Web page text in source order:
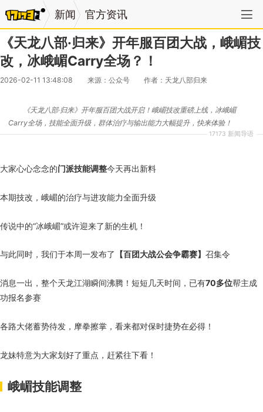
新闻 官方资讯
《天龙八部·归来》开年服百团大战，峨嵋技
改，冰峨嵋Carry全场？！
2026-02-11 13:48:08 来源：公众号 作者：天龙八部归来
17173 新闻导语
《天龙八部·归来》开年服百团大战开启！峨嵋技改重磅上线，冰峨嵋
Carry全场，技能全面升级，群体治疗与输出能力大幅提升，快来体验！
大家心心念念的门派技能调整今天再出新料
本期技改，峨嵋的治疗与进攻能力全面升级
传说中的“冰峨嵋”或许迎来了新的生机！
与此同时，我们于本周一发布了 【百团大战公会争霸赛】 召集令
消息一出，整个天龙江湖瞬间沸腾！短短几天时间，已有70多位帮主成
功报名参赛
各路大佬蓄势待发，摩拳擦掌，看来都对保时捷势在必得！
龙妹特意为大家划好了重点，赶紧往下看！
峨嵋技能调整